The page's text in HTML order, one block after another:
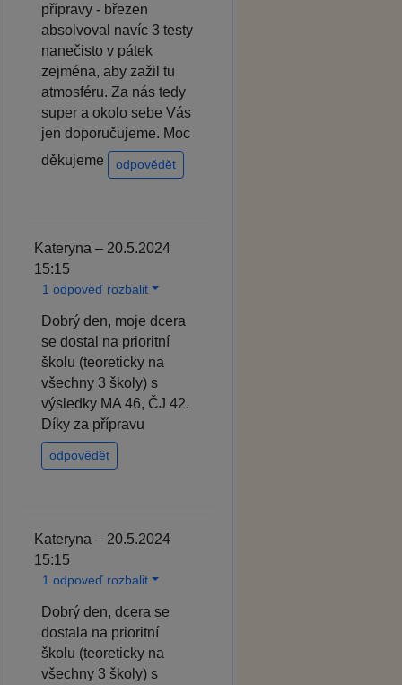
přípravy - březen
absolvoval navíc 3 testy
nanečisto v pátek
zejména, aby zažil tu
atmosféru. Za nás tedy
super a okolo sebe Vás
jen doporučujeme. Moc
děkujeme
odpovědět
Kateryna – 20.5.2024
15:15
1 odpoveď rozbalit
Dobrý den, moje dcera
se dostal na prioritní
školu (teoreticky na
všechny 3 školy) s
výsledky MA 46, ČJ 42.
Díky za přípravu
odpovědět
Kateryna – 20.5.2024
15:15
1 odpoveď rozbalit
Dobrý den, dcera se
dostala na prioritní
školu (teoreticky na
všechny 3 školy) s